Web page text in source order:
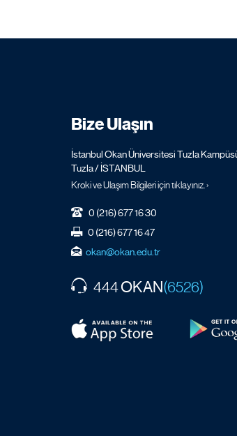
Bize Ulaşın
İstanbul Okan Üniversitesi Tuzla
Tuzla / İSTANBUL
Kroki ve Ulaşım Bilgileri için tıklayınız. ›
0 (216) 677 16 30
0 (216) 677 16 47
okan@okan.edu.tr
444OKAN(6526)